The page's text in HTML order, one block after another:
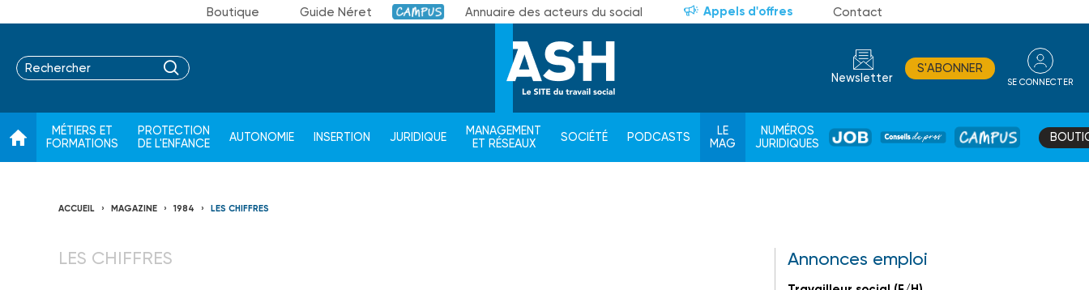
Boutique Guide Néret Campus Annuaire des acteurs du social Appels d'offres Contact
Newsletter
S'ABONNER
SE CONNECTER
MÉTIERS ET
FORMATIONS
PROTECTION
DE L'ENFANCE
AUTONOMIE INSERTION JURIDIQUE
MANAGEMENT
ET RÉSEAUX
SOCIÉTÉ PODCASTS
LE
MAG
NUMÉROS
JURIDIQUES
JOB
DE
CAMPUS
ACCUEIL MAGAZINE 1984 LES CHIFFRES
LES CHIFFRES Annonces emploi